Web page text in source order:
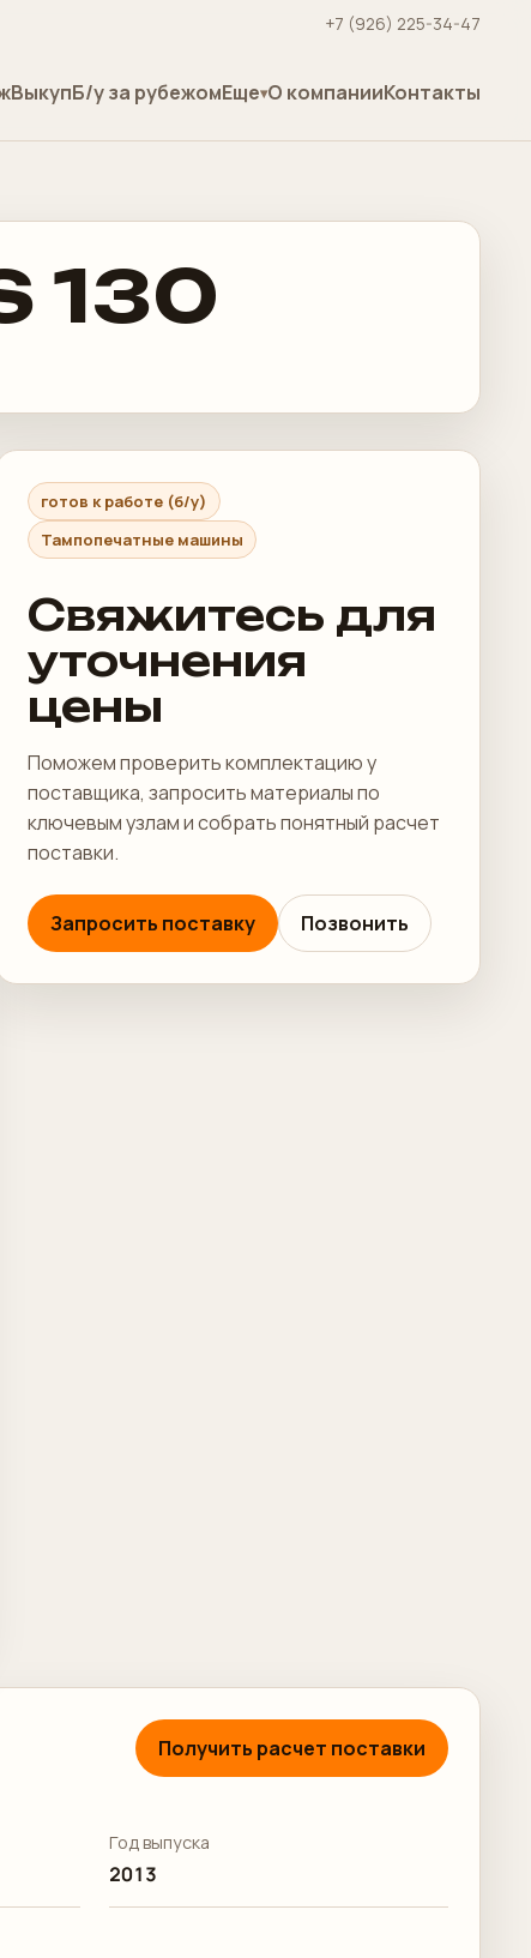
+7 (926) 225-34-47
ВыкупБ/у за рубежомЕще О компанииКонтакты
130
готов к работе (б/у)
Тампопечатные машины
Свяжитесь для
уточнения
цены
Поможем проверить комплектацию у
поставщика, запросить материалы по
ключевым узлам и собрать понятный расчет
поставки.
Запросить поставку Позвонить
Получить расчет поставки
Год выпуска
2013